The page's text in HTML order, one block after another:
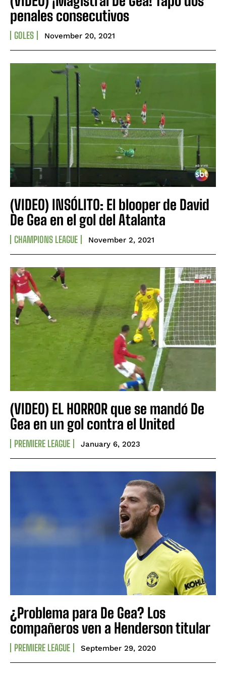
penales consecutivos
GOLES November 20, 2021
(VIDEO) INSÓLITO: El blooper de David
De Gea en el gol del Atalanta
CHAMPIONS LEAGUE November 2, 2021
(VIDEO) EL HORROR que se mandó De
Gea en un gol contra el United
PREMIERE LEAGUE January 6, 2023
¿Problema para De Gea? Los
compañeros ven a Henderson titular
PREMIERE LEAGUE September 29, 2020